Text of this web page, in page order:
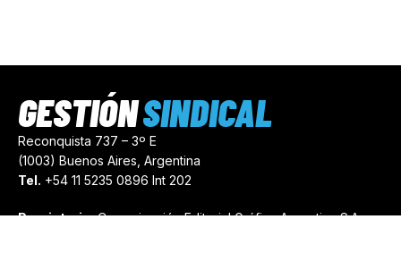
Reconquista 737 – 3º E
(1003) Buenos Aires, Argentina
Tel. +54 11 5235 0896 Int 202
Propietario:Comunicación Editorial Gráfica Argentina S.A.
GESTIÓNSINDICAL